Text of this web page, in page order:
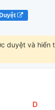
duyệt và hiển
[D